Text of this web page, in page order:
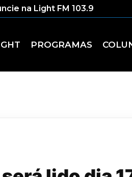
na Light FM 103.9
PROGRAMAS